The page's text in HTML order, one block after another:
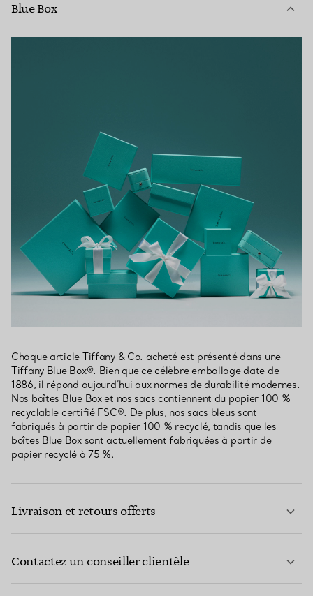
Blue Box
Chaque article Tiffany & Co. acheté est présenté dans une
Tiffany Blue Box®. Bien que ce célèbre emballage date de
1886, il répond aujourd’hui aux normes de durabilité modernes.
Nos boîtes Blue Box et nos sacs contiennent du papier 100 %
recyclable certifié FSC®. De plus, nos sacs bleus sont
fabriqués à partir de papier 100 % recyclé, tandis que les
boîtes Blue Box sont actuellement fabriquées à partir de
papier recyclé à 75 %.
Livraison et retours offerts
Contactez un conseiller clientèle